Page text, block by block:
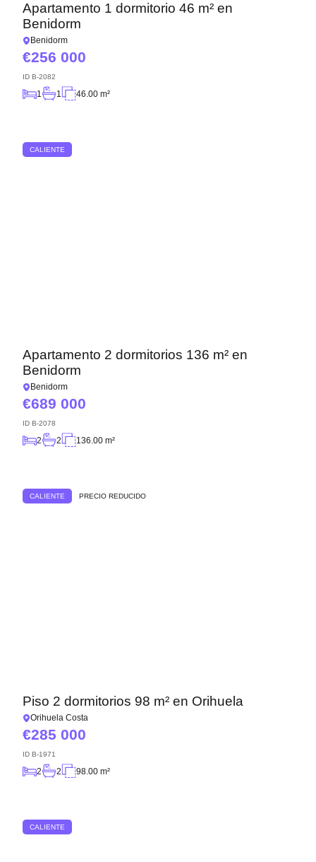
Apartamento 1 dormitorio 46 m² en
Benidorm
Benidorm
256 000
ID B-2082
1 1 46.00 m²
CALIENTE
Apartamento 2 dormitorios 136 m² en
Benidorm
Benidorm
689 000
ID B-2078
2 2 136.00 m²
CALIENTE PRECIO REDUCIDO
Piso 2 dormitorios 98 m² en Orihuela
Orihuela Costa
285 000
ID B-1971
2 2 98.00 m²
CALIENTE